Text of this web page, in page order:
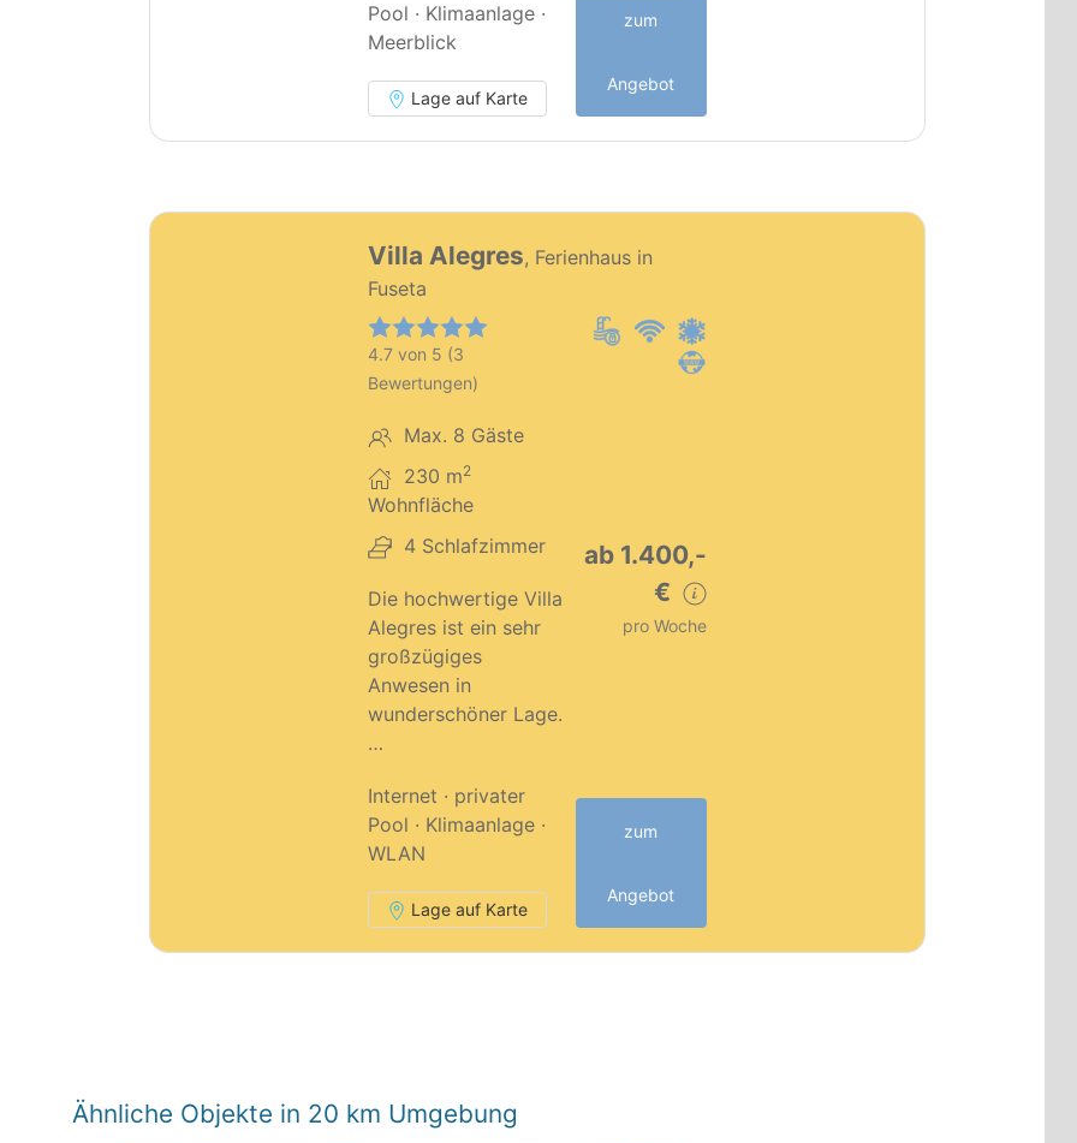
Pool · Klimaanlage ·
Meerblick
Lage auf Karte
zum
Angebot
Villa Alegres, Ferienhaus in
Fuseta
4.7 von 5 (3
Bewertungen)
Max. 8 Gäste
230 m2
Wohnfläche
4 Schlafzimmer
Die hochwertige Villa
Alegres ist ein sehr
großzügiges
Anwesen in
wunderschöner Lage.
…
Internet · privater
Pool · Klimaanlage ·
WLAN
Lage auf Karte
ab 1.400,-
€
pro Woche
zum
Angebot
Ähnliche Objekte in 20 km Umgebung